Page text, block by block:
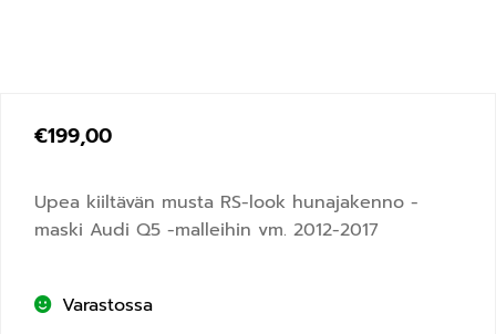
€199,00
Upea kiiltävän musta RS-look hunajakenno -
maski Audi Q5 -malleihin vm. 2012-2017
Varastossa